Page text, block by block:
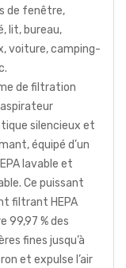
de fenêtre,
lit, bureau,
voiture, camping-
de filtration
aspirateur
silencieux et
équipé d’un
lavable et
Ce puissant
filtrant HEPA
99,97 % des
fines jusqu’à
et expulse l’air